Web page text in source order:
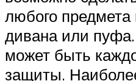
любого предмета
дивана или
может быть
защиты.